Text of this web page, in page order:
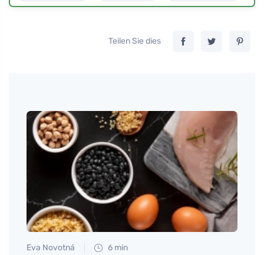
Teilen Sie dies
Eva Novotná 6 min